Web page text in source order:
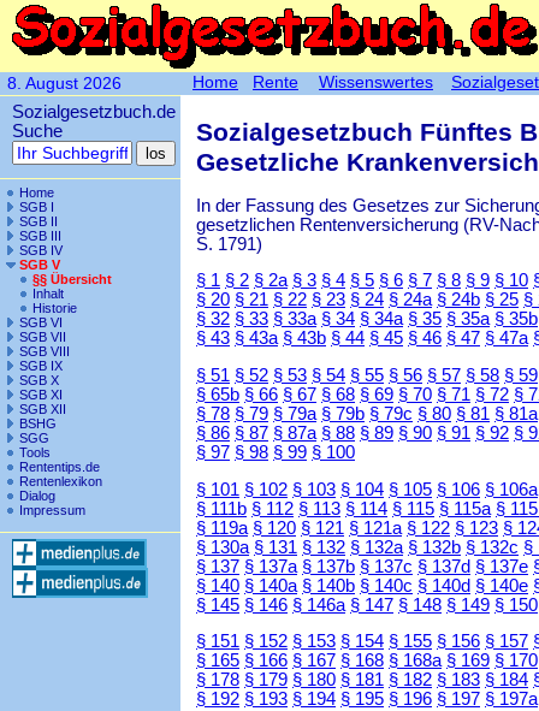
8. August 2026
Sozialgesetzbuch.de
Suche
Home
SGB I
SGB II
SGB III
SGB IV
SGB V
§§ Übersicht
Inhalt
Historie
SGB VI
SGB VII
SGB VIII
SGB IX
SGB X
SGB XI
SGB XII
BSHG
SGG
Tools
Rententips.de
Rentenlexikon
Dialog
Impressum
Sozialgesetzbuch Fünftes
Gesetzliche
In der Fassung des Gesetzes zur
gesetzlichen Rentenversicherung (RV-
S. 1791)
§ 1 § 2 § 2a § 3 § 4 § 5 § 6 § 7 § 8 § 9 § 10
§ 20 § 21 § 22 § 23 § 24 § 24a § 24b § 25 §
§ 32 § 33 § 33a § 34 § 34a § 35 § 35a § 35b
§ 43 § 43a § 43b § 44 § 45 § 46 § 47 § 47a
§ 51 § 52 § 53 § 54 § 55 § 56 § 57 § 58 § 59
§ 65b § 66 § 67 § 68 § 69 § 70 § 71 § 72 §
§ 78 § 79 § 79a § 79b § 79c § 80 § 81 § 81a
§ 86 § 87 § 87a § 88 § 89 § 90 § 91 § 92 §
§ 97 § 98 § 99 § 100
§ 101 § 102 § 103 § 104 § 105 § 106 § 106a
§ 111b § 112 § 113 § 114 § 115 § 115a §
§ 119a § 120 § 121 § 121a § 122 § 123 §
§ 130a § 131 § 132 § 132a § 132b § 132c §
§ 137 § 137a § 137b § 137c § 137d § 137e
§ 140 § 140a § 140b § 140c § 140d § 140e
§ 145 § 146 § 146a § 147 § 148 § 149 § 150
§ 151 § 152 § 153 § 154 § 155 § 156 § 157
§ 165 § 166 § 167 § 168 § 168a § 169 § 170
§ 178 § 179 § 180 § 181 § 182 § 183 § 184
§ 192 § 193 § 194 § 195 § 196 § 197 § 197a
Home Rente Wissenswertes